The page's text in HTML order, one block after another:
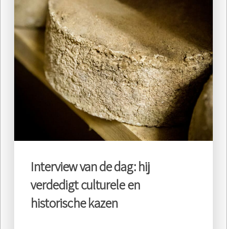
Interview van de dag: hij
verdedigt culturele en
historische kazen